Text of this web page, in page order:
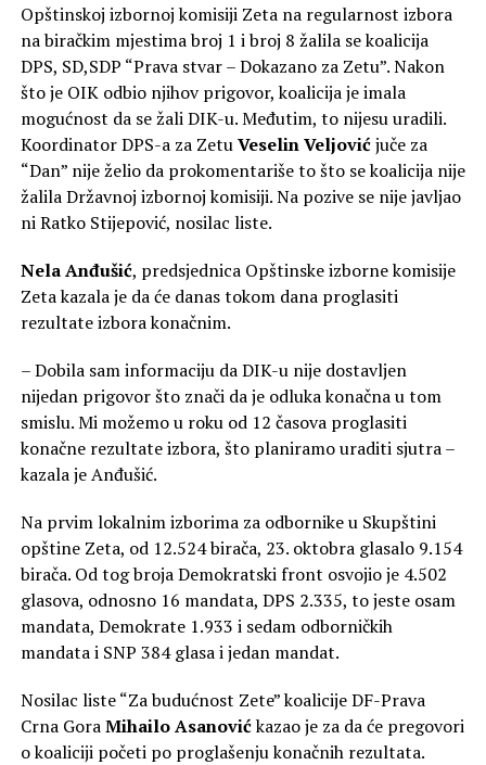
Opštinskoj izbornoj komisiji Zeta na regularnost izbora
na biračkim mjestima broj 1 i broj 8 žalila se koalicija
DPS, SD,SDP “Prava stvar – Dokazano za Zetu”. Nakon
što je OIK odbio njihov prigovor, koalicija je imala
mogućnost da se žali DIK-u. Međutim, to nijesu uradili.
Koordinator DPS-a za ZetuVeselin Veljovićjuče za
“Dan” nije želio da prokomentariše to što se koalicija nije
žalila Državnoj izbornoj komisiji. Na pozive se nije javljao
ni Ratko Stijepović, nosilac liste.
Nela Anđušić, predsjednica Opštinske izborne komisije
Zeta kazala je da će danas tokom dana proglasiti
rezultate izbora konačnim.
– Dobila sam informaciju da DIK-u nije dostavljen
nijedan prigovor što znači da je odluka konačna u tom
smislu. Mi možemo u roku od 12 časova proglasiti
konačne rezultate izbora, što planiramo uraditi sjutra –
kazala je Anđušić.
Na prvim lokalnim izborima za odbornike u Skupštini
opštine Zeta, od 12.524 birača, 23. oktobra glasalo 9.154
birača. Od tog broja Demokratski front osvojio je 4.502
glasova, odnosno 16 mandata, DPS 2.335, to jeste osam
mandata, Demokrate 1.933 i sedam odborničkih
mandata i SNP 384 glasa i jedan mandat.
Nosilac liste “Za budućnost Zete” koalicije DF-Prava
Crna GoraMihailo Asanovićkazao je za da će pregovori
o koaliciji početi po proglašenju konačnih rezultata.